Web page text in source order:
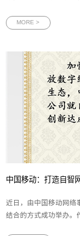
2022中国信创500强榜
MORE >
中国移动：打造自智
近日，由中国移动网络
结合的方式成功举办。